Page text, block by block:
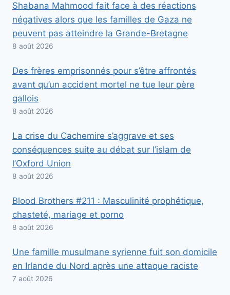
Shabana Mahmood fait face à des réactions
négatives alors que les familles de Gaza ne
peuvent pas atteindre la Grande-Bretagne
8 août 2026
Des frères emprisonnés pour s’être affrontés
avant qu’un accident mortel ne tue leur père
gallois
8 août 2026
La crise du Cachemire s’aggrave et ses
conséquences suite au débat sur l’islam de
l’Oxford Union
8 août 2026
Blood Brothers #211 : Masculinité prophétique,
chasteté, mariage et porno
8 août 2026
Une famille musulmane syrienne fuit son domicile
en Irlande du Nord après une attaque raciste
7 août 2026